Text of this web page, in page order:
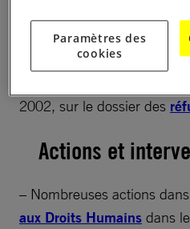
travaille sur le dossier de la
depuis 1998, en
2002, sur le dossier des
Actions et
– Nombreuses actions
aux Droits Humains dans
Paramètres des
cookies